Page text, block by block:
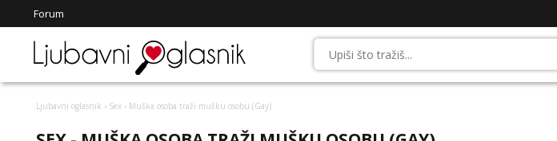
Forum
Ljubavni oglasnik › Sex › Muška osoba traži mušku osobu (Gay)